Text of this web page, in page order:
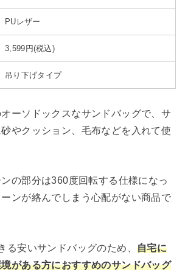
PUレザー
3,599円(税込)
吊り下げタイプ
ーソドックスなサンドバッグで、サ
やクッション、毛布などを入れて使
の部分は360度回転する仕様になっ
ンが絡んでしまう心配がない商品で
る安いサンドバッグのため、自宅に
がある方におすすめのサンドバッグ